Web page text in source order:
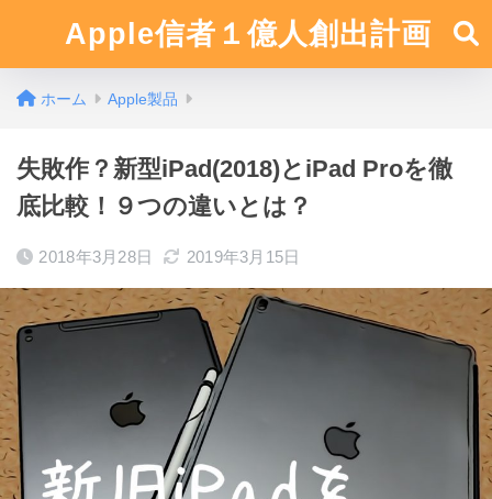
Apple信者１億人創出計画
ホーム Apple製品
失敗作？新型iPad(2018)とiPad Proを徹
底比較！９つの違いとは？
2018年3月28日 2019年3月15日